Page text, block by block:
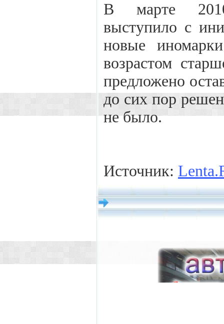
В марте 2010
выступило с
новые
возрастом
предложено
до сих пор
не было.
Источник: